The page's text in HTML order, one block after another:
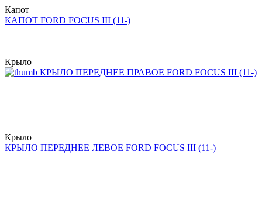
Капот
КАПОТ FORD FOCUS III (11-)
Крыло
КРЫЛО ПЕРЕДНЕЕ ПРАВОЕ FORD FOCUS III (11-)
Крыло
КРЫЛО ПЕРЕДНЕЕ ЛЕВОЕ FORD FOCUS III (11-)